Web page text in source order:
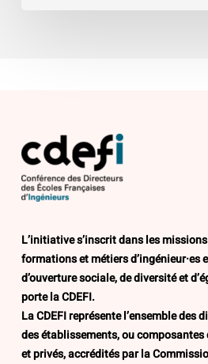
L’initiative s’inscrit dans les
formations et métiers d’ingénieur·es
d’ouverture sociale, de diversité et
porte la CDEFI.
La CDEFI représente l’ensemble des
des établissements, ou
et privés, accrédités par la